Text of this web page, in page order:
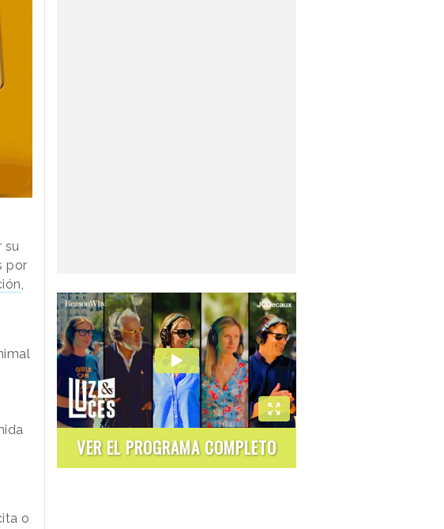
su
por
,
o
VER EL PROGRAMA COMPLETO